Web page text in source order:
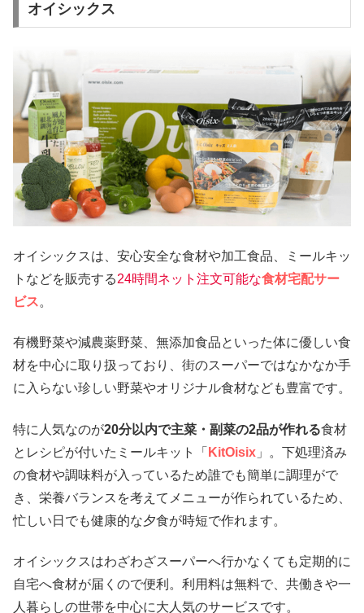
オイシックス
オイシックスは、安心安全な食材や加工食品、ミールキッ
トなどを販売する24時間ネット注文可能な食材宅配サー
ビス。
有機野菜や減農薬野菜、無添加食品といった体に優しい食
材を中心に取り扱っており、街のスーパーではなかなか手
に入らない珍しい野菜やオリジナル食材なども豊富です。
特に人気なのが20分以内で主菜・副菜の2品が作れる食材
とレシピが付いたミールキット「 KitOisix 」。下処理済み
の食材や調味料が入っているため誰でも簡単に調理がで
き、栄養バランスを考えてメニューが作られているため、
忙しい日でも健康的な夕食が時短で作れます。
オイシックスはわざわざスーパーへ行かなくても定期的に
自宅へ食材が届くので便利。利用料は無料で、共働きや一
人暮らしの世帯を中心に大人気のサービスです。